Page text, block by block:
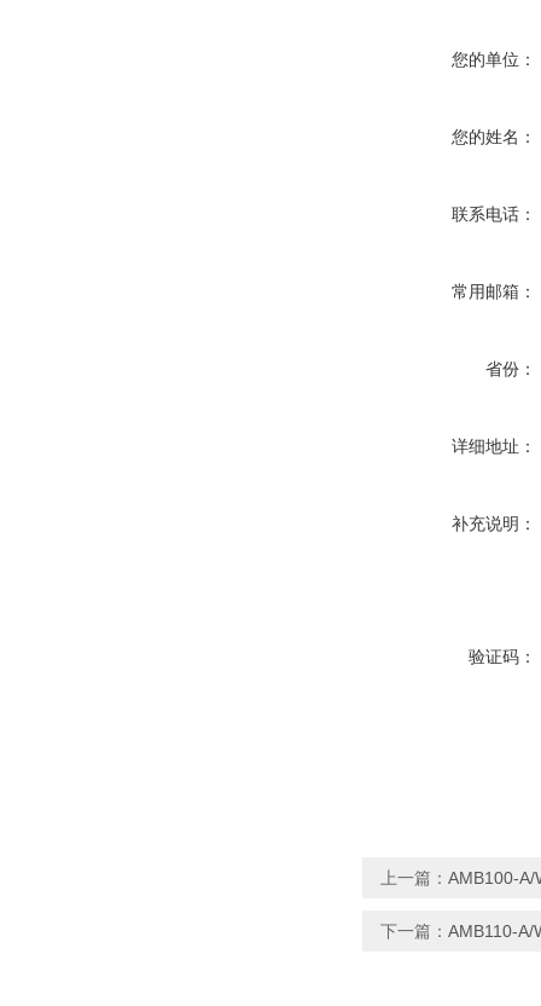
您的单位：
您的姓名：
联系电话：
常用邮箱：
省份：
详细地址：
补充说明：
验证码：
上一篇： AMB100-A/
下一篇： AMB110-A/